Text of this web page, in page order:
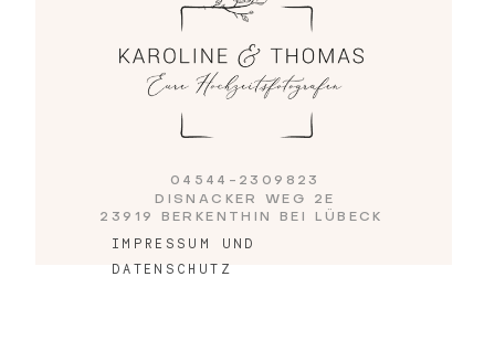
IMPRESSUM UND
DATENSCHUTZ
04544-2309823
DISNACKER WEG 2E
23919 BERKENTHIN BEI LÜBECK
Impressum